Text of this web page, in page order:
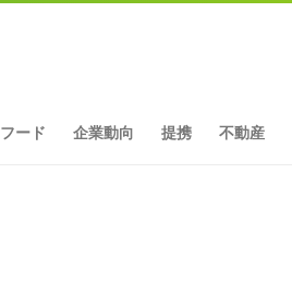
ード 企業動向 提携 不動産